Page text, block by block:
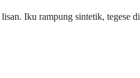
Iku rampung sintetik, tegese